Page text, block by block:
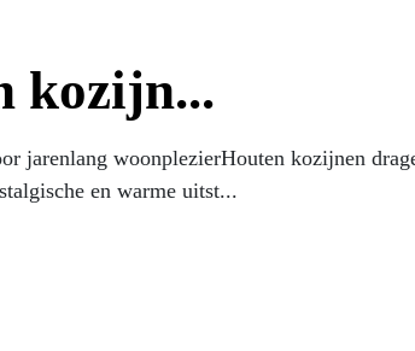
kozijn...
jarenlang woonplezierHouten kozijnen
en warme uitst...